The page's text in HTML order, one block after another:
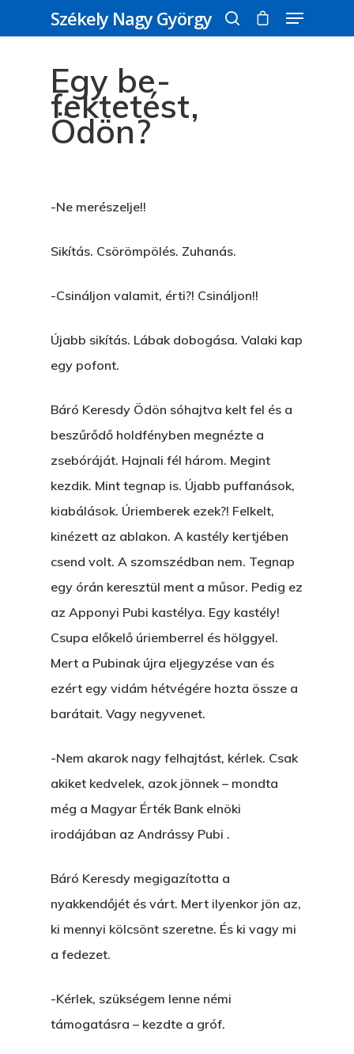
Üss egy entert a kereséshez, vagy nyomd
meg az ESC gombot a bezáráshoz
Székely Nagy György
Egy be-
fektetést,
Ödön?
-Ne merészelje!!
Sikítás. Csörömpölés. Zuhanás.
-Csináljon valamit, érti?! Csináljon!!
Újabb sikítás. Lábak dobogása. Valaki kap
egy pofont.
Báró Keresdy Ödön sóhajtva kelt fel és a
beszűrődő holdfényben megnézte a
zsebóráját. Hajnali fél három. Megint
kezdik. Mint tegnap is. Újabb puffanások,
kiabálások. Úriemberek ezek?! Felkelt,
kinézett az ablakon. A kastély kertjében
csend volt. A szomszédban nem. Tegnap
egy órán keresztül ment a műsor. Pedig ez
az Apponyi Pubi kastélya. Egy kastély!
Csupa előkelő úriemberrel és hölggyel.
Mert a Pubinak újra eljegyzése van és
ezért egy vidám hétvégére hozta össze a
barátait. Vagy negyvenet.
-Nem akarok nagy felhajtást, kérlek. Csak
akiket kedvelek, azok jönnek – mondta
még a Magyar Érték Bank elnöki
irodájában az Andrássy Pubi .
Báró Keresdy megigazította a
nyakkendőjét és várt. Mert ilyenkor jön az,
ki mennyi kölcsönt szeretne. És ki vagy mi
a fedezet.
-Kérlek, szükségem lenne némi
támogatásra – kezdte a gróf.